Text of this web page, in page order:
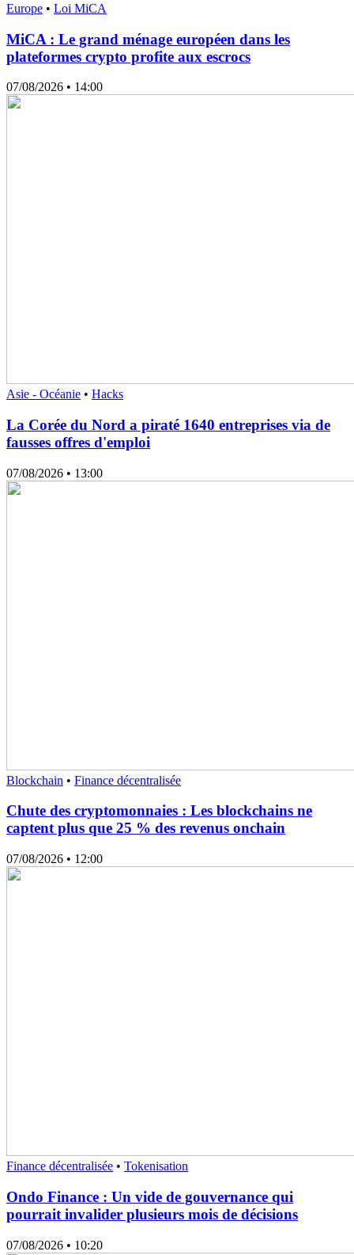
Europe • Loi MiCA
MiCA : Le grand ménage européen dans les
plateformes crypto profite aux escrocs
07/08/2026 • 14:00
Asie - Océanie • Hacks
La Corée du Nord a piraté 1640 entreprises via de
fausses offres d'emploi
07/08/2026 • 13:00
Blockchain • Finance décentralisée
Chute des cryptomonnaies : Les blockchains ne
captent plus que 25 % des revenus onchain
07/08/2026 • 12:00
Finance décentralisée • Tokenisation
Ondo Finance : Un vide de gouvernance qui
pourrait invalider plusieurs mois de décisions
07/08/2026 • 10:20